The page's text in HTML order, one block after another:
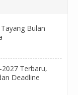
Bulan
Terbaru,
Deadline